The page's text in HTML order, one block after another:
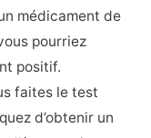
médicament de
pourriez
positif.
faites le test
d’obtenir un